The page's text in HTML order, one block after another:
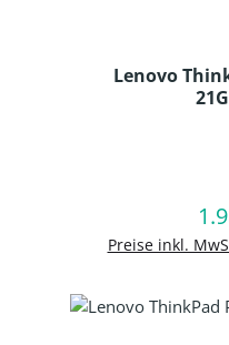
Lenovo
Preise inkl.
In